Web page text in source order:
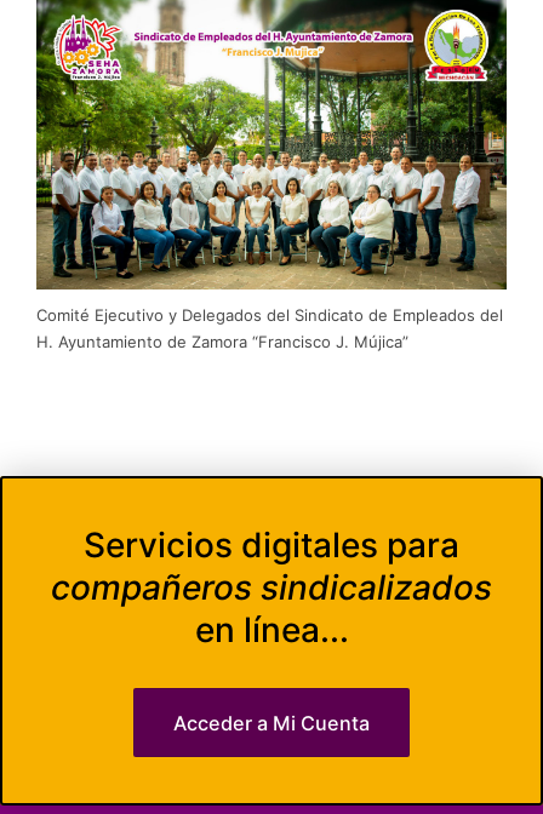
Comité Ejecutivo y Delegados del Sindicato de Empleados del
H. Ayuntamiento de Zamora “Francisco J. Mújica”
Servicios digitales para
compañeros sindicalizados
en línea...
Acceder a Mi Cuenta